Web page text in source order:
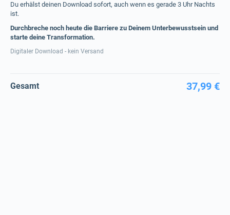
Du erhälst deinen Download sofort, auch wenn es gerade 3 Uhr Nachts
ist.
Durchbreche noch heute die Barriere zu Deinem Unterbewusstsein und
starte deine Transformation.
Digitaler Download - kein Versand
Gesamt 37,99 €